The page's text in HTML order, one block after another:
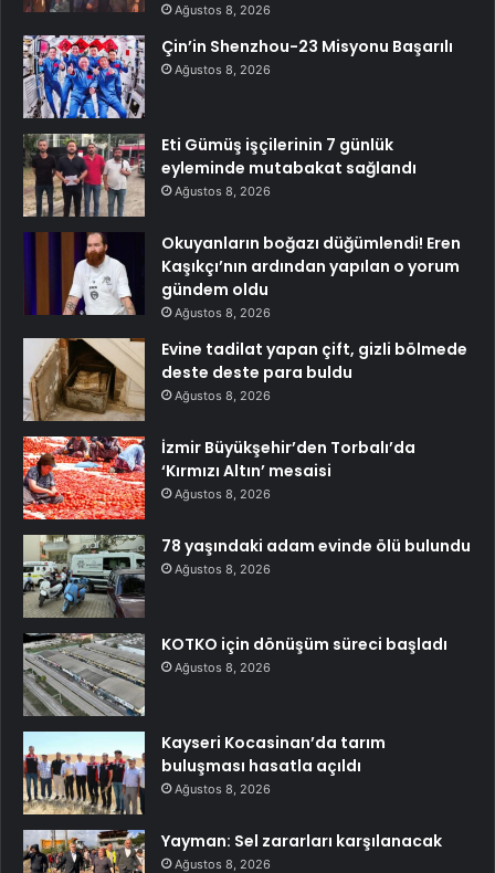
Ağustos 8, 2026
Çin’in Shenzhou-23 Misyonu Başarılı
Ağustos 8, 2026
Eti Gümüş işçilerinin 7 günlük
eyleminde mutabakat sağlandı
Ağustos 8, 2026
Okuyanların boğazı düğümlendi! Eren
Kaşıkçı’nın ardından yapılan o yorum
gündem oldu
Ağustos 8, 2026
Evine tadilat yapan çift, gizli bölmede
deste deste para buldu
Ağustos 8, 2026
İzmir Büyükşehir’den Torbalı’da
‘Kırmızı Altın’ mesaisi
Ağustos 8, 2026
78 yaşındaki adam evinde ölü bulundu
Ağustos 8, 2026
KOTKO için dönüşüm süreci başladı
Ağustos 8, 2026
Kayseri Kocasinan’da tarım
buluşması hasatla açıldı
Ağustos 8, 2026
Yayman: Sel zararları karşılanacak
Ağustos 8, 2026